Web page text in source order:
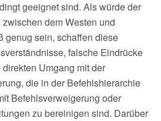
geeignet sind. Als würde der
dem Westen und
genug sein, schaffen diese
falsche Eindrücke
Umgang mit der
die in der Befehlshierarchie
Befehlsverweigerung oder
zu bereinigen sind. Darüber